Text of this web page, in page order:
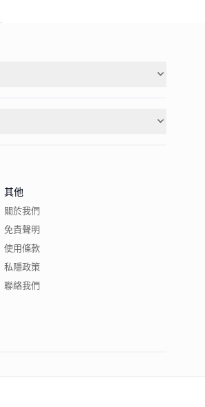
其他
關於我們
免責聲明
使用條款
私隱政策
聯絡我們